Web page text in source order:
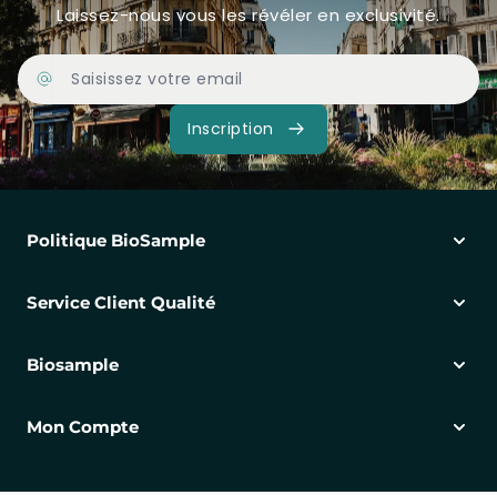
Laissez-nous vous les révéler en exclusivité.
Adresse Email
Inscription
Politique BioSample
Service Client Qualité
Biosample
Mon Compte